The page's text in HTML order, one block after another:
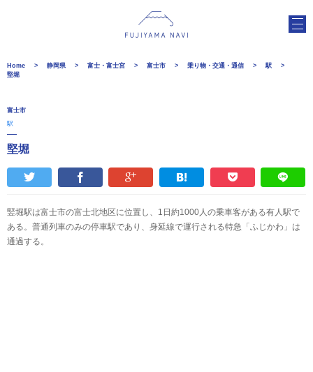
Home 静岡県 富士・富士宮 富士市 乗り物・交通・通信
駅
堅堀
富士市
駅
堅堀
竪堀駅は富士市の富士北地区に位置し、1日約1000人の乗車客がある有人駅で
ある。普通列車のみの停車駅であり、身延線で運行される特急「ふじかわ」は
通過する。